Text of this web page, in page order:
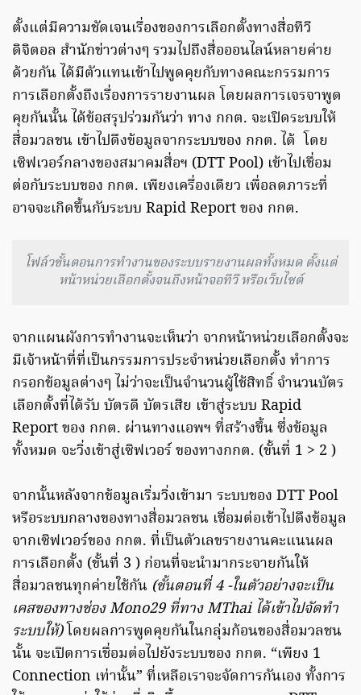
ตั้งแต่มีความชัดเจนเรื่องของการเลือกตั้งทางสื่อทีวี
ดิจิตอล สำนักข่าวต่างๆ รวมไปถึงสื่อออนไลน์หลายค่าย
ด้วยกัน ได้มีตัวแทนเข้าไปพูดคุยกับทางคณะกรรมการ
การเลือกตั้งถึงเรื่องการรายงานผล โดยผลการเจรจาพูด
คุยกันนั้น ได้ข้อสรุปร่วมกันว่า ทาง กกต. จะเปิดระบบให้
สื่อมวลชน เข้าไปดึงข้อมูลจากระบบของ กกต. ได้ โดย
เซิฟเวอร์กลางของสมาคมสื่อฯ (DTT Pool) เข้าไปเชื่อม
ต่อกับระบบของ กกต. เพียงเครื่องเดียว เพื่อลดภาระที่
อาจจะเกิดขึ้นกับระบบ Rapid Report ของ กกต.
โฟล์วขั้นตอนการทำงานของระบบรายงานผลทั้งหมด ตั้งแต่
หน้าหน่วยเลือกตั้งจนถึงหน้าจอทีวี หรือเว็บไซต์
จากแผนผังการทำงานจะเห็นว่า จากหน้าหน่วยเลือกตั้งจะ
มีเจ้าหน้าที่ที่เป็นกรรมการประจำหน่วยเลือกตั้ง ทำการ
กรอกข้อมูลต่างๆ ไม่ว่าจะเป็นจำนวนผู้ใช้สิทธิ์ จำนวนบัตร
เลือกตั้งที่ได้รับ บัตรดี บัตรเสีย เข้าสู่ระบบ Rapid
Report ของ กกต. ผ่านทางแอพฯ ที่สร้างขึ้น ซึ่งข้อมูล
ทั้งหมด จะวิ่งเข้าสู่เซิฟเวอร์ ของทางกกต. (ขั้นที่ 1 > 2 )
จากนั้นหลังจากข้อมูลเริ่มวิ่งเข้ามา ระบบของ DTT Pool
หรือระบบกลางของทางสื่อมวลชน เชื่อมต่อเข้าไปดึงข้อมูล
จากเซิฟเวอร์ของ กกต. ที่เป็นตัวเลขรายงานคะแนนผล
การเลือกตั้ง (ขั้นที่ 3 ) ก่อนที่จะนำมากระจายกันให้
สื่อมวลชนทุกค่ายใช้กัน (ขั้นตอนที่ 4 -ในตัวอย่างจะเป็น
เคสของทางช่อง Mono29 ที่ทาง MThai ได้เข้าไปจัดทำ
ระบบให้)โดยผลการพูดคุยกันในกลุ่มก้อนของสื่อมวลชน
นั้น จะเปิดการเชื่อมต่อไปยังระบบของ กกต. “เพียง 1
Connection เท่านั้น” ที่เหลือเราจะจัดการกันเอง ทั้งการ